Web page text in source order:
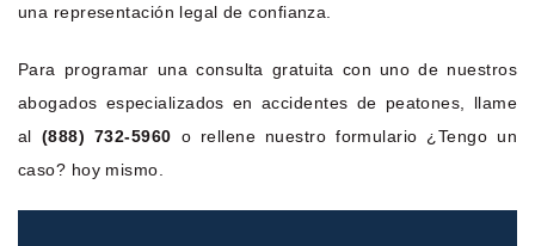
una representación legal de confianza.
Para programar una consulta gratuita con uno de nuestros
abogados especializados en accidentes de peatones, llame
al (888) 732-5960 o rellene nuestro formulario ¿Tengo un
caso? hoy mismo.